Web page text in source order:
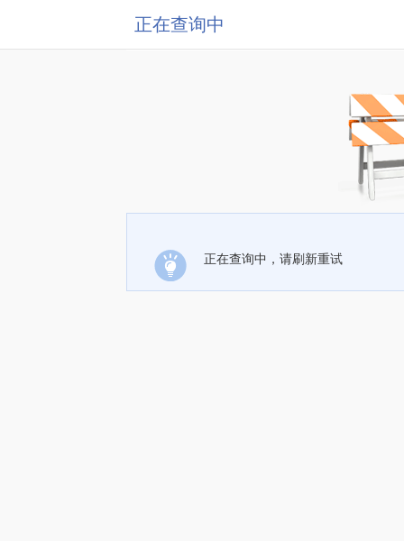
正在查询中
正在查询中，请刷新重试